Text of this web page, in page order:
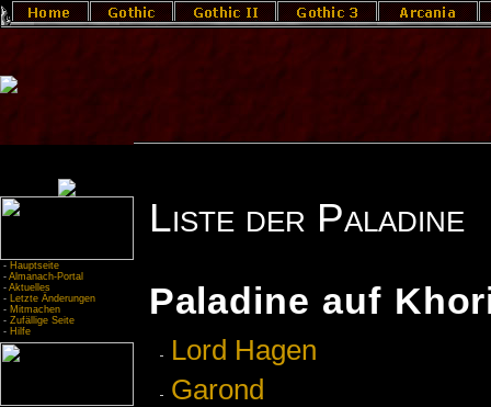
- Hauptseite
- Almanach-Portal
- Aktuelles
- Letzte Änderungen
- Mitmachen
- Zufällige Seite
- Hilfe
Liste der Paladine
Paladine auf
Lord Hagen
Garond